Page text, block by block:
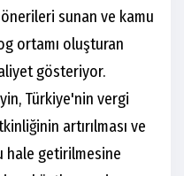
sunan ve kamu
ortamı oluşturan
gösteriyor.
Türkiye'nin vergi
artırılması ve
hale getirilmesine